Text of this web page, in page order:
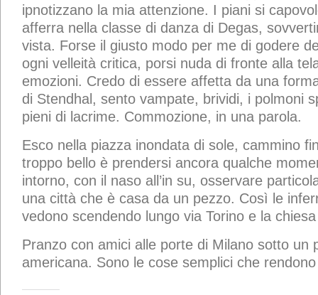
ipnotizzano la mia attenzione. I piani si
afferra nella classe di danza di Degas,
vista. Forse il giusto modo per me di godere
ogni velleità critica, porsi nuda di fronte alla
emozioni. Credo di essere affetta da una
di Stendhal, sento vampate, brividi, i polmoni
pieni di lacrime. Commozione, in una parola.
Esco nella piazza inondata di sole, cammino
troppo bello è prendersi ancora qualche
intorno, con il naso all’in su, osservare
una città che è casa da un pezzo. Così le
vedono scendendo lungo via Torino e la
Pranzo con amici alle porte di Milano sotto un
americana. Sono le cose semplici che